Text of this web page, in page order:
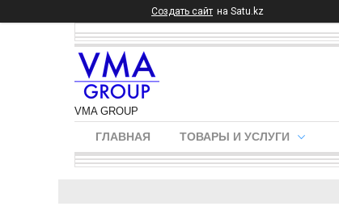
Создать сайт на Satu.kz
VMA GROUP
ГЛАВНАЯ ТОВАРЫ И УСЛУГИ